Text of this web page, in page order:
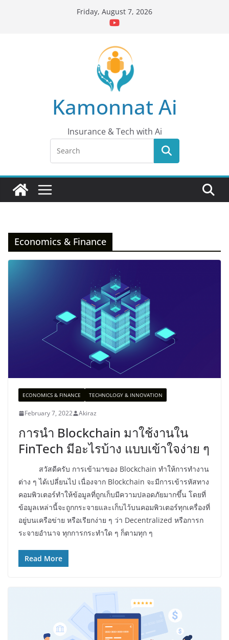
Friday, August 7, 2026
Kamonnat Ai
Insurance & Tech with Ai
Economics & Finance
ECONOMICS & FINANCE TECHNOLOGY & INNOVATION
February 7, 2022 Akiraz
การนำ Blockchain มาใช้งานใน
FinTech มีอะไรบ้าง แบบเข้าใจง่าย ๆ
สวัสดีครับ การเข้ามาของ Blockchain ทำให้การทำงาน
ต่าง ๆ ได้เปลี่ยนไป เนื่องจาก Blockchain จะมีการเข้ารหัสทาง
คอมพิวเตอร์ทำให้ข้อมูลที่ถูกเก็บมีความปลอดภัยมากขึ้น โดยที่
ข้อมูลเหล่านี้จะถูกกระจายและเก็บไว้บนคอมพิวเตอร์ทุกเครื่องที่
อยู่บนเครือข่าย หรือเรียกง่าย ๆ ว่า Decentralized หรือการก
ระจายอำนาจ ทุกการกระทำใด ๆ ก็ตามทุก ๆ
Read More